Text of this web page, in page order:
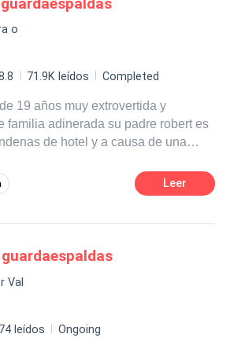
o
71.9K leídos Completed
19 años muy extrovertida y
adinerada su padre robert es
de hotel y a causa de una
adams es un
que no le teme a la muerte , este
diera una vuelta de 360 grados
CEO Chica mala
Femenino
Leer
guardaespaldas
Val
leídos Ongoing